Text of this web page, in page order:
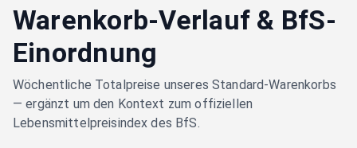
Warenkorb-Verlauf & BfS-
Einordnung
Wöchentliche Totalpreise unseres Standard-Warenkorbs
— ergänzt um den Kontext zum offiziellen
Lebensmittelpreisindex des BfS.